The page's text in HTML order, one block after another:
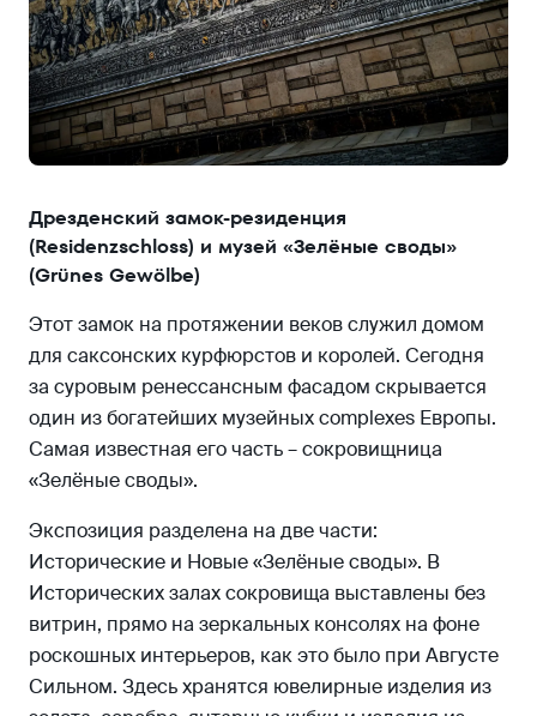
Дрезденский замок-резиденция
(Residenzschloss) и музей «Зелёные своды»
(Grünes Gewölbe)
Этот замок на протяжении веков служил домом
для саксонских курфюрстов и королей. Сегодня
за суровым ренессансным фасадом скрывается
один из богатейших музейных complexes Европы.
Самая известная его часть – сокровищница
«Зелёные своды».
Экспозиция разделена на две части:
Исторические и Новые «Зелёные своды». В
Исторических залах сокровища выставлены без
витрин, прямо на зеркальных консолях на фоне
роскошных интерьеров, как это было при Августе
Сильном. Здесь хранятся ювелирные изделия из